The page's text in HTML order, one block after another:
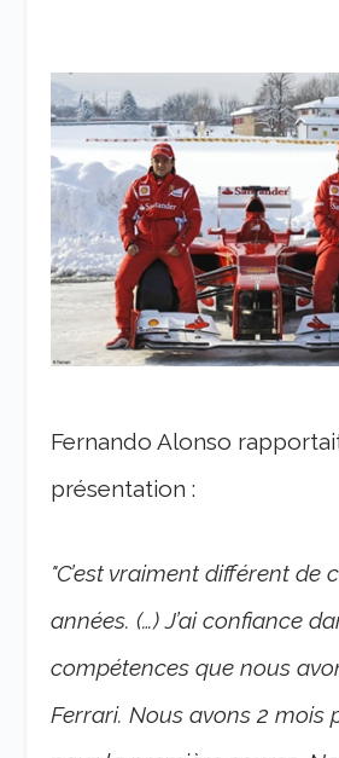
Fernando Alonso
présentation :
"C’est vraiment différent de
années. (…) J’ai confiance
compétences que nous
Ferrari. Nous avons 2 mois